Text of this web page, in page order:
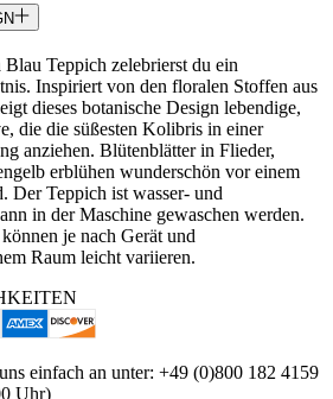
Teppich zelebrierst du ein
Inspiriert von den floralen Stoffen aus
dieses botanische Design lebendige,
die die süßesten Kolibris in einer
anziehen. Blütenblätter in Flieder,
erblühen wunderschön vor einem
Der Teppich ist wasser- und
in der Maschine gewaschen werden.
je nach Gerät und
Raum leicht variieren.
einfach an unter: +49 (0)800 182 4159
Uhr)